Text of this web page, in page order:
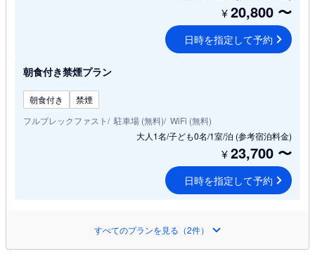
¥20,800 〜
日時を指定して予約
朝食付き禁煙プラン
朝食付き
禁煙
フルブレックファスト
駐車場 (無料) WiFi (無料)
大人1名/子ども0名/1室/泊 (参考宿泊料金)
¥23,700 〜
日時を指定して予約
すべてのプランを見る（2件）